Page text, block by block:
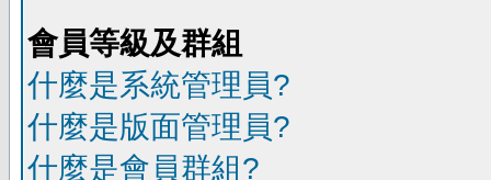
會員等級及群組
什麼是系統管理員?
什麼是版面管理員?
什麼是會員群組?